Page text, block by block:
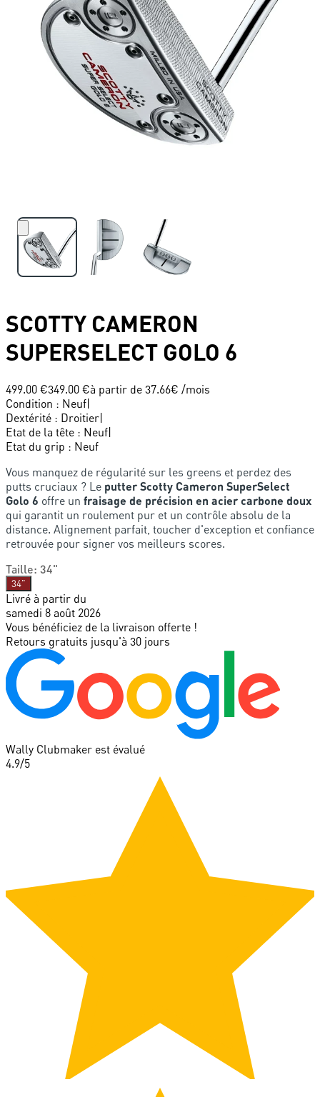
SCOTTY CAMERON
SUPERSELECT GOLO 6
499.00 €349.00 €à partir de 37.66€ /mois
Condition : Neuf|
Dextérité : Droitier|
Etat de la tête : Neuf|
Etat du grip : Neuf
Vous manquez de régularité sur les greens et perdez des
putts cruciaux ? Le putter Scotty Cameron SuperSelect
Golo 6 offre un fraisage de précision en acier carbone doux
qui garantit un roulement pur et un contrôle absolu de la
distance. Alignement parfait, toucher d'exception et confiance
retrouvée pour signer vos meilleurs scores.
Taille: 34"
34"
Livré à partir du
samedi 8 août 2026
Vous bénéficiez de la livraison offerte !
Retours gratuits jusqu'à 30 jours
Wally Clubmaker est évalué
4.9/5